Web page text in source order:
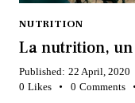
NUTRITION
La nutrition,
Published: 22 April, 2020
0 Likes 0 Comments